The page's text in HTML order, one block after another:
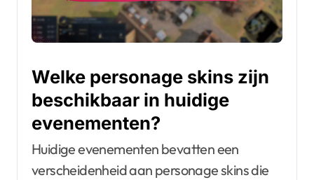
Welke personage skins zijn
beschikbaar in huidige
evenementen?
Huidige evenementen bevatten een
verscheidenheid aan personage skins die